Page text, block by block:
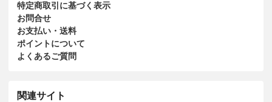
特定商取引に基づく表示
お問合せ
お支払い・送料
ポイントについて
よくあるご質問
関連サイト